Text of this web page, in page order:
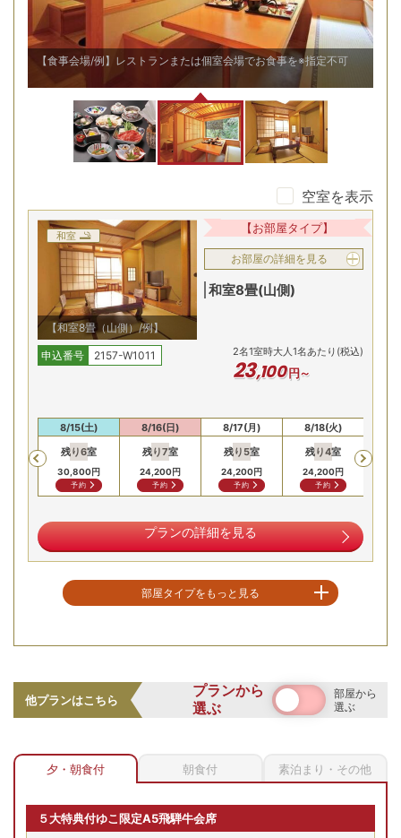
【食事会場/例】レストランまたは個室会場でお食事を※指定不可
空室を表示
和室
【和室8畳（山側）/例】
【お部屋タイプ】
お部屋の詳細を見る
和室8畳(山側)
申込番号 2157-W1011 2名1室時大人1名あたり(税込)
23,100円～
Previous
8/15(土)
残り6室
30,800円
予約
8/16(日)
残り7室
24,200円
予約
8/17(月)
残り 5室
24,200円
予約
8/18(火)
残り4室
24,200円
予約
プランの詳細を見る
部屋タイプをもっと見る
【露天風呂付客室の客室露天
風呂/例】眺望をひとり占め
お部屋の詳細を見る
38,500
他プランはこちら
プランから
選ぶ
部屋から
選ぶ
夕・朝食付 朝食付 素泊まり・その他
５大特典付ゆこ限定A5飛騨牛会席